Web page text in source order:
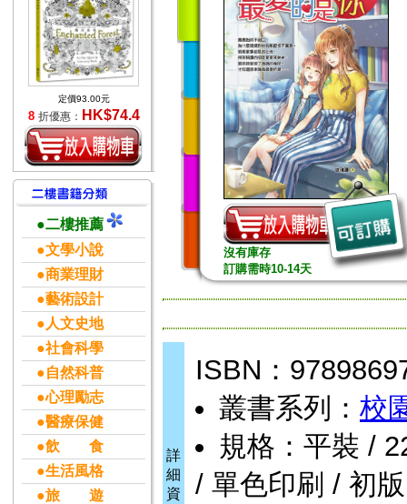
定價93.00元
8 折優惠： HK$74.4
●二樓推薦
●文學小說
●商業理財
●藝術設計
●人文史地
●社會科學
●自然科普
●心理勵志
●醫療保健
●飲 食
●生活風格
●旅 遊
沒有庫存
訂購需時10-14天
詳
細
資
ISBN：
叢書系列： 校
規格：平裝 /
/ 單色印刷 / 初版